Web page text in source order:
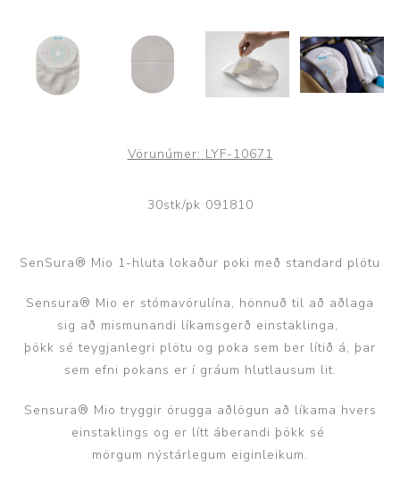
Vörunúmer: LYF-10671
30stk/pk 091810
SenSura® Mio 1-hluta lokaður poki með standard plötu
Sensura® Mio er stómavörulína, hönnuð til að aðlaga
sig að mismunandi líkamsgerð einstaklinga,
þökk sé teygjanlegri plötu og poka sem ber lítið á, þar
sem efni pokans er í gráum hlutlausum lit.
Sensura® Mio tryggir örugga aðlögun að líkama hvers
einstaklings og er lítt áberandi þökk sé
mörgum nýstárlegum eiginleikum.